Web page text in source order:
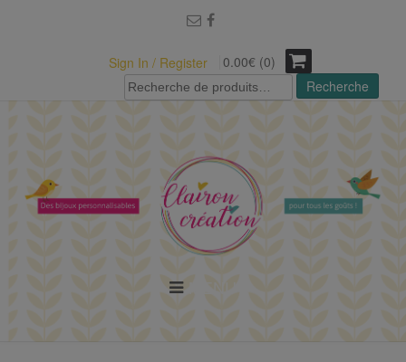
Sign In / Register
0.00€ (0)
Recherche
pour :
Recherche